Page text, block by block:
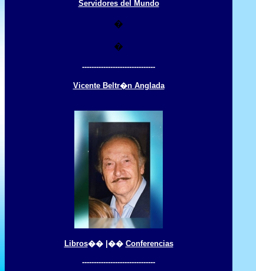
Servidores del Mundo
�
�
-------------------------------
Vicente Beltr�n Anglada
Libros�� |�� Conferencias
-------------------------------